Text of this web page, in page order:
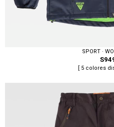
SPORT ·
[ 5 colores